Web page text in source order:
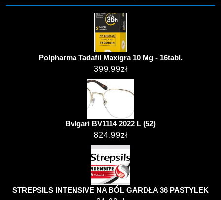
Polpharma Tadafil Maxigra 10 Mg - 16tabl.
399.99zł
Bvlgari BV1114 2022 L (52)
824.99zł
STREPSILS INTENSIVE NA BÓL GARDŁA 36 PASTYLEK